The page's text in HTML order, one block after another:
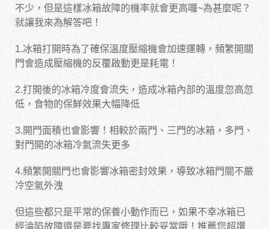
不少，但是這樣冰箱故障的機率就會更高囉~為甚麼呢？
就讓我來為解答吧！
1.冰箱打開時為了確保溫度壓縮機會加速運轉，頻繁開關
門會造成壓縮機的反覆啟動更是耗電！
2.打開後的冰箱冷度會流失，造成冰箱內部的溫度忽高忽
低，食物的保鮮效果大幅降低
3.開門面積也會影響！相較於兩門、三門的冰箱，多門、
對門開的冰箱冷氣流失更多
4.頻繁開關門也會影響冰箱密封效果，導致冰箱門關不嚴
冷空氣外洩
但這些都只是平常的保養小動作而已，如果不幸冰箱已
經淪陷故障還是要找專家修理比較妥當哦！推薦您超讚